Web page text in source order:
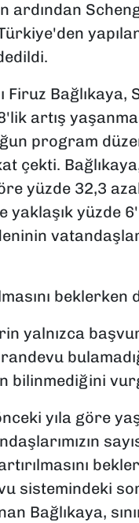
ardından
Firuz
artış
program
çekti.
yüzde 32,3
yüzde
beklerken
yalnızca
bilinmediğini
yıla göre
sistemindeki
Bağlıkaya,